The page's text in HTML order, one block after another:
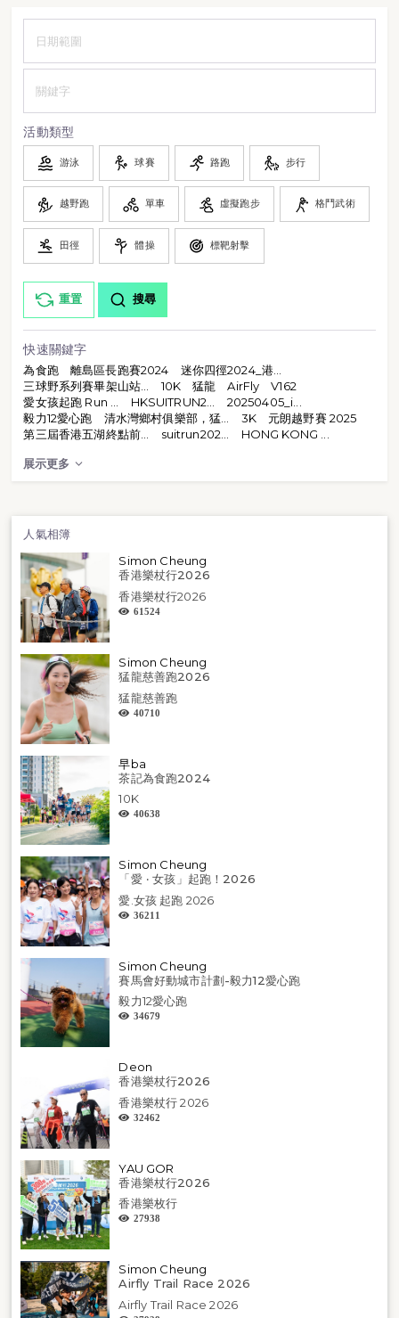
活動類型
游泳 球賽 路跑 步行
越野跑 單車 虛擬跑步 格鬥武術
田徑 體操 標靶射擊
重置 搜尋
快速關鍵字
為食跑
離島區長跑賽2024
迷你四徑2024_港...
三球野系列賽畢架山站...
10K 猛龍 AirFly
V162
愛女孩起跑 Run ...
HKSUITRUN2...
20250405_i...
毅力12愛心跑
清水灣鄉村俱樂部，猛... 3K
元朗越野賽 2025
第三屆香港五湖終點前...
suitrun202... HONG KONG ...
展示更多
人氣相簿
Simon Cheung
香港樂杖行2026
香港樂杖行2026
61524
Simon Cheung
猛龍慈善跑2026
猛龍慈善跑
40710
早ba
茶記為食跑2024
10K
40638
Simon Cheung
「愛 ‧ 女孩」起跑！2026
愛.女孩 起跑 2026
36211
Simon Cheung
賽馬會好動城市計劃-毅力12愛心跑
毅力12愛心跑
34679
Deon
香港樂杖行2026
香港樂杖行 2026
32462
YAU GOR
香港樂杖行2026
香港樂枚行
27938
Simon Cheung
Airfly Trail Race 2026
Airfly Trail Race 2026